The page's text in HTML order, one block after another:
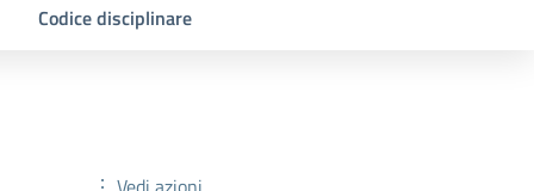
Codice disciplinare